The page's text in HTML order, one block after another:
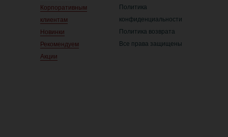
Корпоративным
клиентам
Новинки
Рекомендуем
Акции
Политика
конфиденциальности
Политика возврата
Все права защищены